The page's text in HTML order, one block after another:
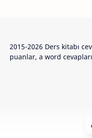
2015-2026 Ders kitabı
puanlar, a word cevapları